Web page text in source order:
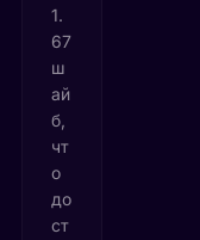
1.
67
ш
ай
б,
чт
о
до
ст